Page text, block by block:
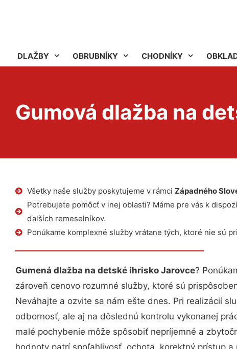
DLAŽBY OBRUBNÍKY CHODNÍKY
Gumová dlažba na
Všetky naše služby poskytujeme v rámci Západného
Potrebujete pomôcť v inej oblasti? Máme pre vás k
ďalších remeselníkov.
Ponúkame komplexné služby vrátane tých, ktoré nie sú
Gumená dlažba na detské ihrisko Jarovce?
zároveň cenovo rozumné služby, ktoré sú
Neváhajte a ozvite sa nám ešte dnes. Pri realizácií
odbornosť, ale aj na dôslednú kontrolu vykonanej
malé pochybenie môže spôsobiť nepríjemné a
hodnoty patrí spoľahlivosť, ochota, korektný prístup a